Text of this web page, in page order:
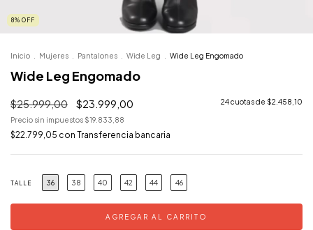
8% OFF
Inicio Mujeres Pantalones Wide Leg Wide Leg Engomado
Wide Leg Engomado
$25.999,00 $23.999,00 24cuotas de $2.458,10
Precio sin impuestos $19.833,88
$22.799,05 con Transferencia bancaria
TALLE 36 38 40 42 44 46